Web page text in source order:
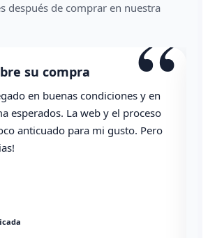
después de comprar en nuestra
“
su compra
en buenas condiciones y en
esperados. La web y el proceso
anticuado para mi gusto. Pero